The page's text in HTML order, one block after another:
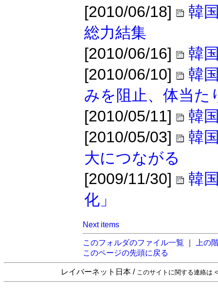
[2010/06/18]
韓
総力結集
[2010/06/16]
韓
[2010/06/10]
韓
みを阻止、体当た
[2010/05/11]
韓
[2010/05/03]
韓
大につながる
[2009/11/30]
韓
化」
Next items
このフォルダのファイル一覧
上の
このページの先頭に戻る
レイバーネット日本 / このサイトに関する連絡は